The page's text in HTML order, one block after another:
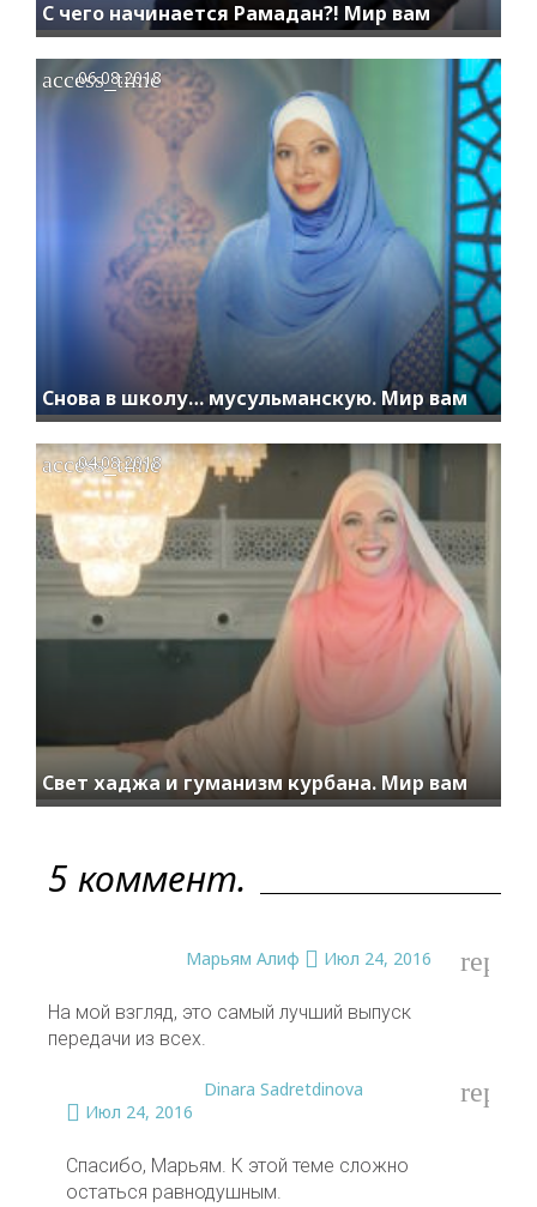
С чего начинается Рамадан?! Мир вам
Снова в школу… мусульманскую. Мир вам
access_time
06.08.2018
Свет хаджа и гуманизм курбана. Мир вам
access_time
04.08.2018
5 коммент.
Марьям Алиф Июл 24, 2016
На мой взгляд, это самый лучший выпуск
передачи из всех.
reply
Dinara Sadretdinova
Июл 24, 2016
Спасибо, Марьям. К этой теме сложно
остаться равнодушным.
reply